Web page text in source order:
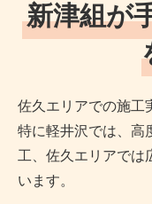
新津組が
佐久エリアでの施工
特に軽井沢では、高
工、佐久エリアでは
います。